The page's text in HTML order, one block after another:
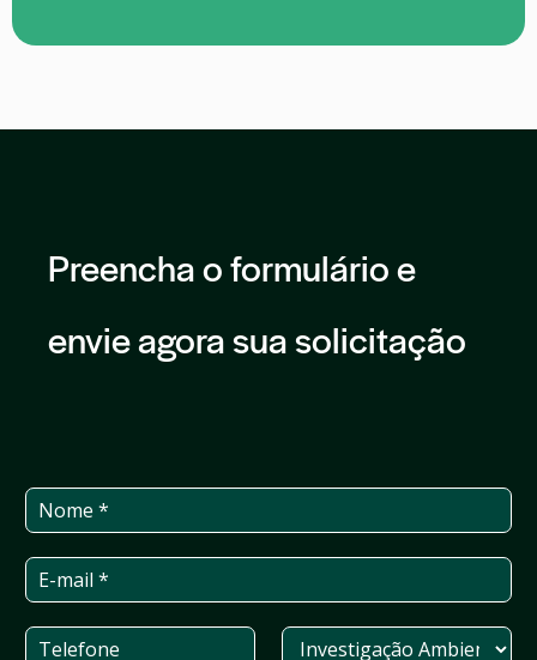
Preencha o formulário e
envie agora sua solicitação
N
o
e
*
E
-
aT
S